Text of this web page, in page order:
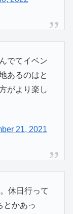
でてイベン
あるのはと
がより楽し
21, 2021
休日行って
とかあっ